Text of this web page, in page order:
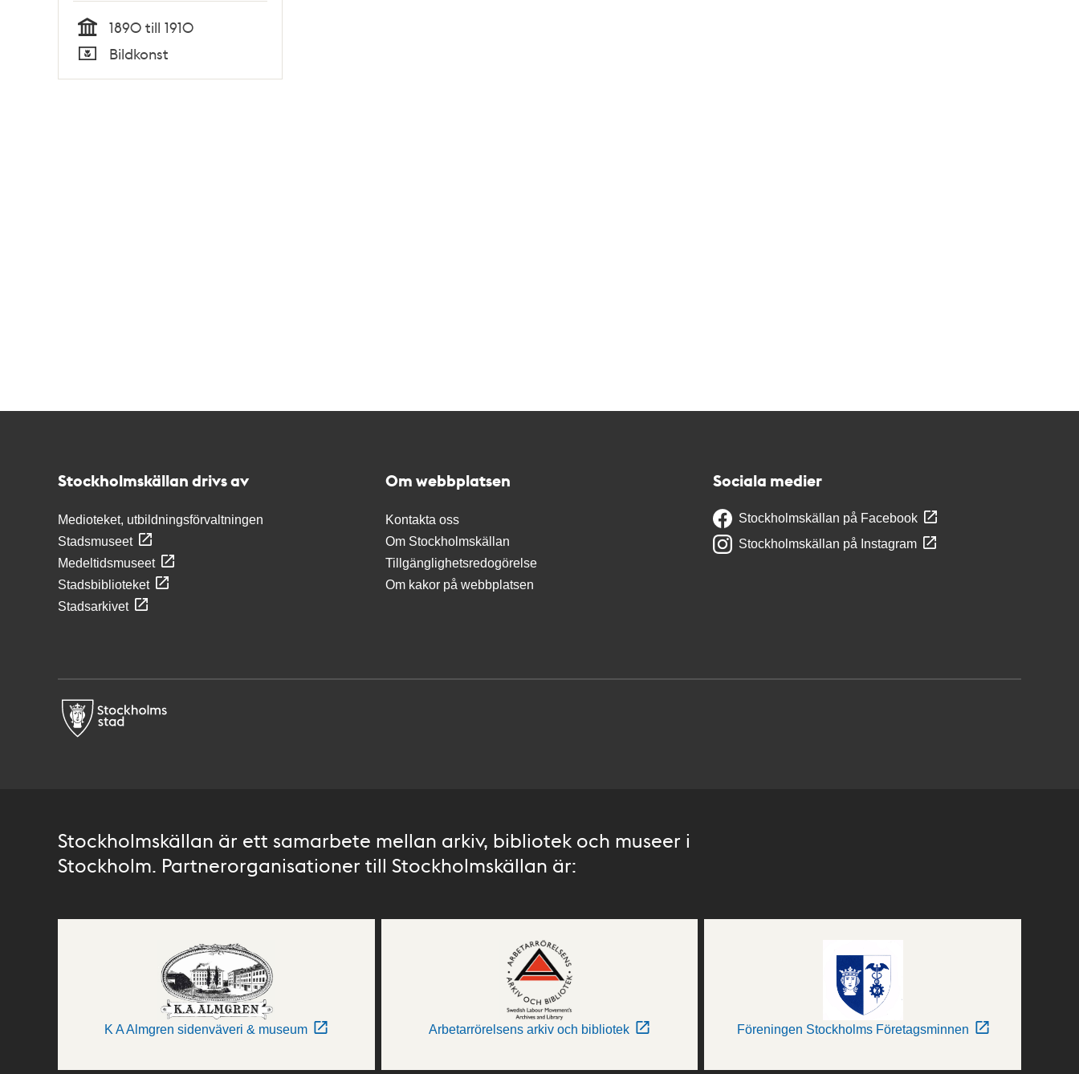
Tid
1890 till 1910
Bildkonst
Stockholmskällan drivs av
Medioteket, utbildningsförvaltningen
Stadsmuseet
Medeltidsmuseet
Stadsbiblioteket
Stadsarkivet
Om webbplatsen
Kontakta oss
Om Stockholmskällan
Tillgänglighetsredogörelse
Om kakor på webbplatsen
Sociala medier
Stockholmskällan på Facebook
Stockholmskällan på Instagram
Stockholmskällan är ett samarbete mellan arkiv, bibliotek och museer i
Stockholm. Partnerorganisationer till Stockholmskällan är:
K A Almgren sidenväveri & museum Arbetarrörelsens arkiv och bibliotek Föreningen Stockholms Företagsminnen